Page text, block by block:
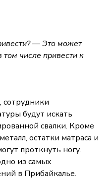
— Это может
том числе привести к
сотрудники
будут искать
свалки. Кроме
остатки матраса и
проткнуть ногу.
из самых
в Прибайкалье.